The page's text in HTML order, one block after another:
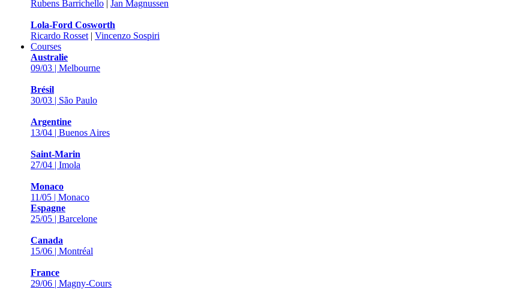
Rubens Barrichello | Jan Magnussen
Lola-Ford Cosworth
Ricardo Rosset | Vincenzo Sospiri
Courses
Australie
09/03 | Melbourne
Brésil
30/03 | São Paulo
Argentine
13/04 | Buenos Aires
Saint-Marin
27/04 | Imola
Monaco
11/05 | Monaco
Espagne
25/05 | Barcelone
Canada
15/06 | Montréal
France
29/06 | Magny-Cours